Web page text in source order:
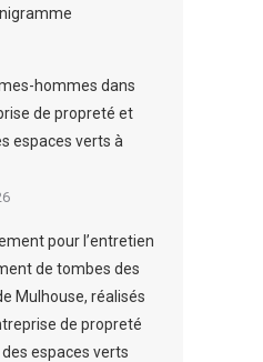
hommes dans
de propreté et
espaces verts à
pour l’entretien
de tombes des
Mulhouse, réalisés
de propreté
espaces verts